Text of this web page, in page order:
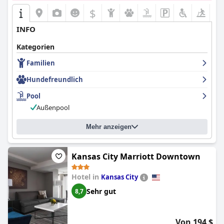
$
INFO
Kategorien
Familien
Hundefreundlich
Pool
Außenpool
Mehr anzeigen
Kansas City Marriott Downtown
Hotel in Kansas City
8,7 Sehr gut